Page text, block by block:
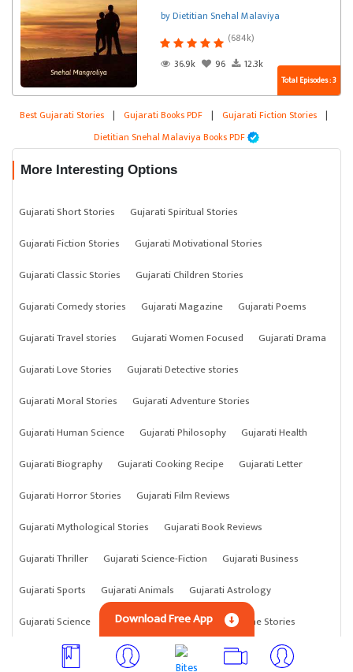
by Dietitian Snehal Malaviya
(684k)
36.9k
96 12.3k
Total Episodes : 3
Best Gujarati Stories | Gujarati Books PDF | Gujarati Fiction Stories |
Dietitian Snehal Malaviya Books PDF
More Interesting Options
Gujarati Short Stories
Gujarati Spiritual Stories
Gujarati Fiction Stories
Gujarati Motivational Stories
Gujarati Classic Stories
Gujarati Children Stories
Gujarati Comedy stories
Gujarati Magazine
Gujarati Poems
Gujarati Travel stories
Gujarati Women Focused
Gujarati Drama
Gujarati Love Stories
Gujarati Detective stories
Gujarati Moral Stories
Gujarati Adventure Stories
Gujarati Human Science
Gujarati Philosophy
Gujarati Health
Gujarati Biography
Gujarati Cooking Recipe
Gujarati Letter
Gujarati Horror Stories
Gujarati Film Reviews
Gujarati Mythological Stories
Gujarati Book Reviews
Gujarati Thriller
Gujarati Science-Fiction
Gujarati Business
Gujarati Sports
Gujarati Animals
Gujarati Astrology
Gujarati Science
Gujarati Anything Gujarati Crime Stories
Download Free App